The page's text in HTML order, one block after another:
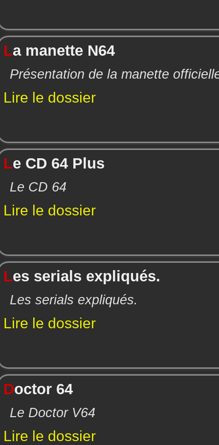
La manette N64
Présentation de la manette
Lire le dossier
Le CD 64 Plus
Le CD 64
Lire le dossier
Les serials expliqués.
Les serials expliqués.
Lire le dossier
Doctor 64
Le Doctor V64
Lire le dossier